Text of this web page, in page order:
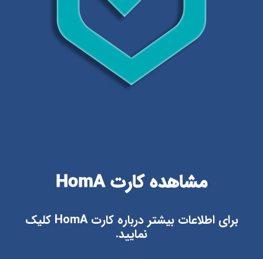
مشاهده کارت HomA
برای اطلاعات بیشتر درباره کارت HomA کلیک
نمایید.